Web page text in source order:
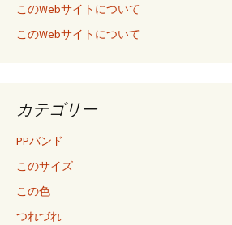
このWebサイトについて
このWebサイトについて
カテゴリー
PPバンド
このサイズ
この色
つれづれ